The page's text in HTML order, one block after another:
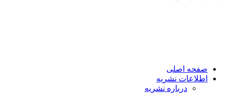
صفحه اصلی
اطلاعات نشریه
درباره نشریه